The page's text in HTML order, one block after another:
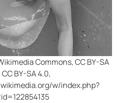
Commons, CC BY-SA
BY-SA 4.0,
w/index.php?